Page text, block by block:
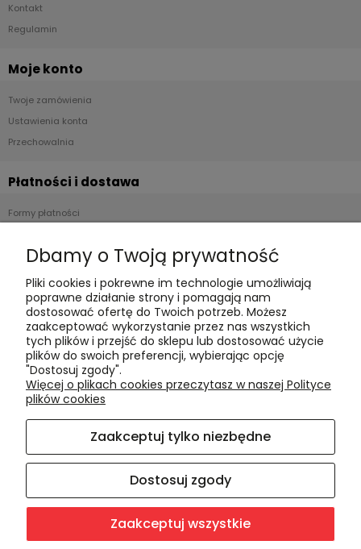
Kontakt
Regulamin
Moje konto
Twoje zamówienia
Ustawienia konta
Przechowalnia
Płatności i dostawa
Formy płatności
Polityka cookies
Polityka prywatności
Blog
O nas
Kontakt i dane firmy
Sklep internetowy Shoper.pl
Dbamy o Twoją prywatność
Pliki cookies i pokrewne im technologie umożliwiają
poprawne działanie strony i pomagają nam
dostosować ofertę do Twoich potrzeb. Możesz
zaakceptować wykorzystanie przez nas wszystkich
tych plików i przejść do sklepu lub dostosować użycie
plików do swoich preferencji, wybierając opcję
"Dostosuj zgody".
Więcej o plikach cookies przeczytasz w naszej Polityce
plików cookies
Zaakceptuj tylko niezbędne
Dostosuj zgody
Zaakceptuj wszystkie